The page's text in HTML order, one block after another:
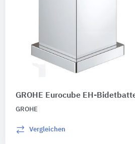
GROHE Eurocube EH-
GROHE
Vergleichen